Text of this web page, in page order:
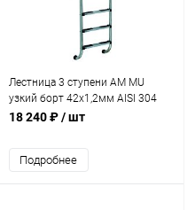
Лестница 3 ступени AM MU
узкий борт 42х1,2мм AISI 304
(MU-315)
18 240 ₽/ шт
Подробнее